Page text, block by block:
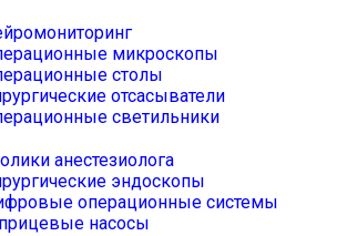
микроскопы
столы
отсасыватели
светильники
анестезиолога
эндоскопы
операционные системы
насосы